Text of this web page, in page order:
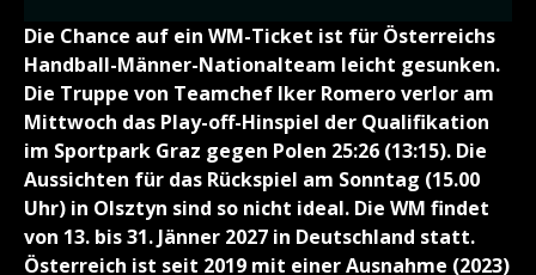
Die Chance auf ein WM-Ticket ist für Österreichs
Handball-Männer-Nationalteam leicht gesunken.
Die Truppe von Teamchef Iker Romero verlor am
Mittwoch das Play-off-Hinspiel der Qualifikation
im Sportpark Graz gegen Polen 25:26 (13:15). Die
Aussichten für das Rückspiel am Sonntag (15.00
Uhr) in Olsztyn sind so nicht ideal. Die WM findet
von 13. bis 31. Jänner 2027 in Deutschland statt.
Österreich ist seit 2019 mit einer Ausnahme (2023)